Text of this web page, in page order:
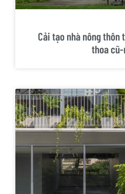
Cải tạo nhà nông
thoa